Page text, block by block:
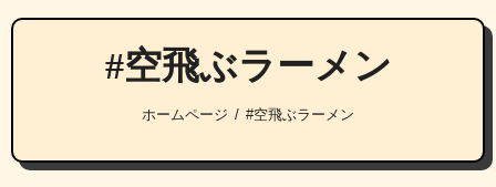
#空飛ぶラーメン
ホームページ #空飛ぶラーメン